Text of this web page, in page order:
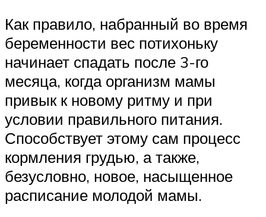
Как правило, набранный во время
беременности вес потихоньку
начинает спадать после 3-го
месяца, когда организм мамы
привык к новому ритму и при
условии правильного питания.
Способствует этому сам процесс
кормления грудью, а также,
безусловно, новое, насыщенное
расписание молодой мамы.